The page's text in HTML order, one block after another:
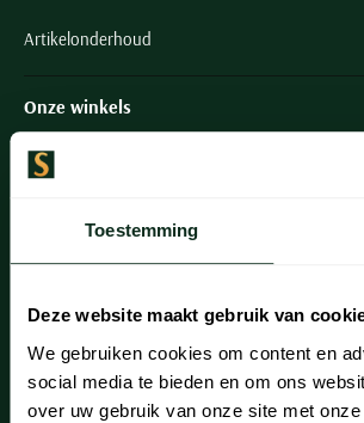
Toestemming
Deze website maakt gebruik van
We gebruiken cookies om content en
social media te bieden en om ons
over uw gebruik van onze site met
Artikelonderhoud
Onze winkels
Onze winkels
Lisse
Noordwijk